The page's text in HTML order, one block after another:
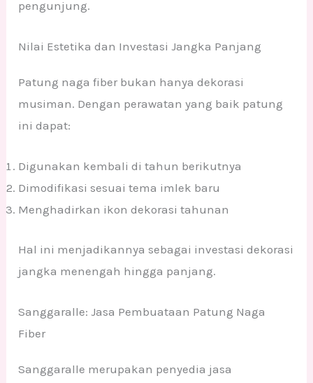
pengunjung.
Nilai Estetika dan Investasi Jangka Panjang
Patung naga fiber bukan hanya dekorasi
musiman. Dengan perawatan yang baik patung
ini dapat:
Digunakan kembali di tahun berikutnya
Dimodifikasi sesuai tema imlek baru
Menghadirkan ikon dekorasi tahunan
Hal ini menjadikannya sebagai investasi dekorasi
jangka menengah hingga panjang.
Sanggaralle: Jasa Pembuataan Patung Naga
Fiber
Sanggaralle merupakan penyedia jasa